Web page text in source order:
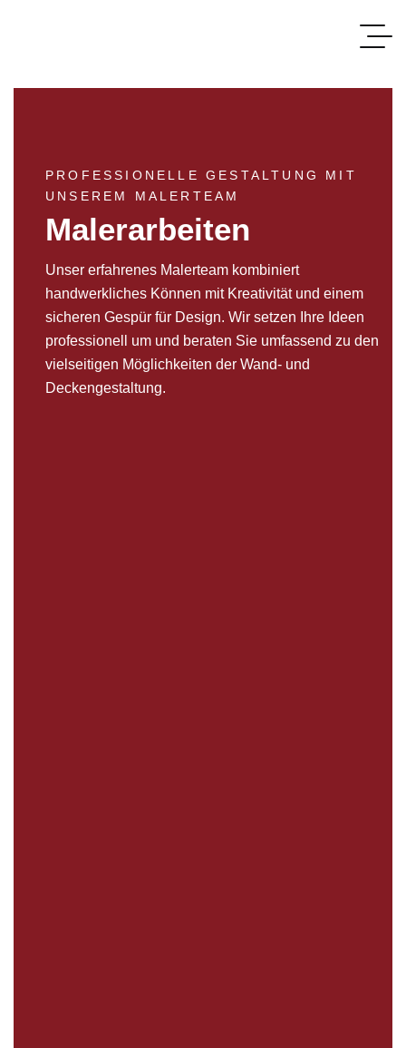
PROFESSIONELLE GESTALTUNG MIT
UNSEREM MALERTEAM
Malerarbeiten
Unser erfahrenes Malerteam kombiniert
handwerkliches Können mit Kreativität und einem
sicheren Gespür für Design. Wir setzen Ihre Ideen
professionell um und beraten Sie umfassend zu den
vielseitigen Möglichkeiten der Wand- und
Deckengestaltung.